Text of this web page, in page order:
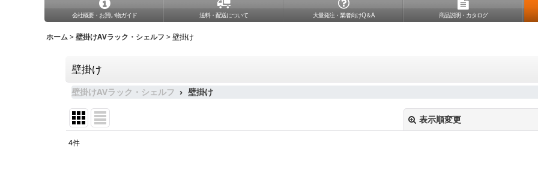
会社概要・お買い物ガイド 送料・配送について 大量発注・業者向けQ＆A 商品説明・カタログ
ホーム >壁掛けAVラック・シェルフ >壁掛け
壁掛け
壁掛けAVラック・シェルフ 壁掛け
表示順変更
4件